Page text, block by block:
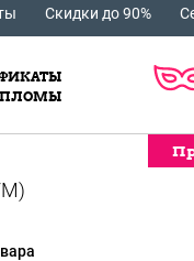
Скидки до 90%